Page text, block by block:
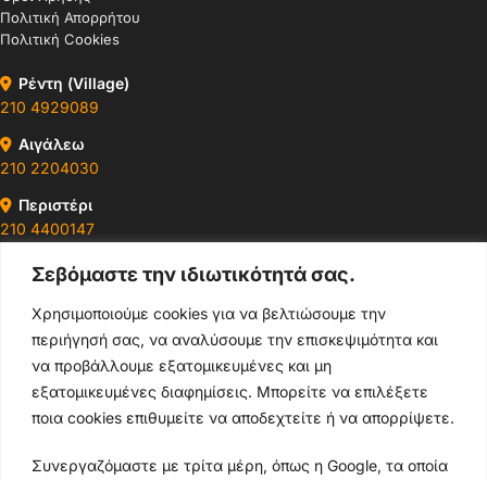
Σεβόμαστε την ιδιωτικότητά σας.
Χρησιμοποιούμε cookies για να βελτιώσουμε την
περιήγησή σας, να αναλύσουμε την επισκεψιμότητα και
να προβάλλουμε εξατομικευμένες και μη
εξατομικευμένες διαφημίσεις. Μπορείτε να επιλέξετε
ποια cookies επιθυμείτε να αποδεχτείτε ή να απορρίψετε.
Συνεργαζόμαστε με τρίτα μέρη, όπως η Google, τα οποία
Πολιτική Απορρήτου
Πολιτική Cookies
Ρέντη (Village)
210 4929089
Αιγάλεω
210 2204030
Περιστέρι
210 4400147
Ωράρια & Διευθύνσεις →
210 4929089
Κεντρικό τηλέφωνο
info@thikishop.gr
Δευ - Σάβ: 10:00 - 21:00